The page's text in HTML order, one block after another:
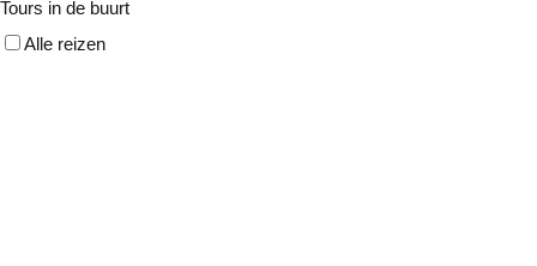
Tours in de buurt
Alle reizen